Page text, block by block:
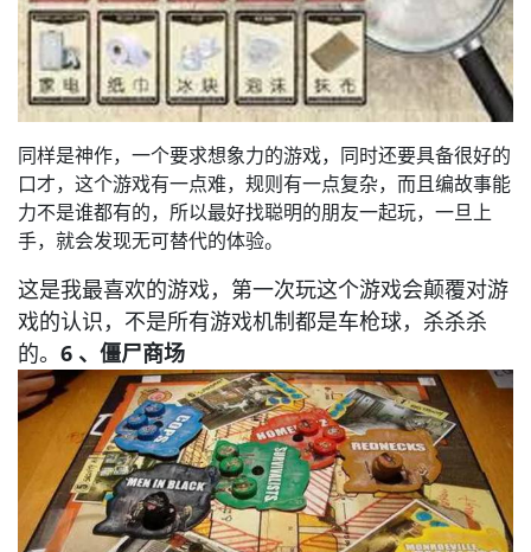
同样是神作，一个要求想象力的游戏，同时还要具备很好的
口才，这个游戏有一点难，规则有一点复杂，而且编故事能
力不是谁都有的，所以最好找聪明的朋友一起玩，一旦上
手，就会发现无可替代的体验。
这是我最喜欢的游戏，第一次玩这个游戏会颠覆对游
戏的认识，不是所有游戏机制都是车枪球，杀杀杀
的。 6 、僵尸商场